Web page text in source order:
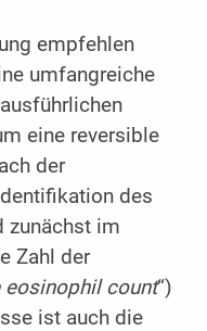
empfehlen
umfangreiche
eine reversible
der
des
zunächst im
Zahl der
eosinophil count“)
ist auch die